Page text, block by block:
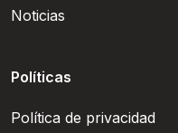
Noticias
Políticas
Política de privacidad